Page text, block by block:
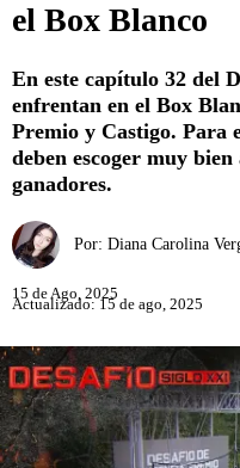
el Box Blanco
En este capítulo 32 del
enfrentan en el Box
Premio y Castigo. Para
deben escoger muy
ganadores.
Por: Diana Carolina
15 de Ago, 2025
Actualizado: 15 de ago, 2025